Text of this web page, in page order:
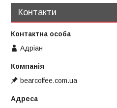
Контакти
Адріан
bearcoffee.com.ua